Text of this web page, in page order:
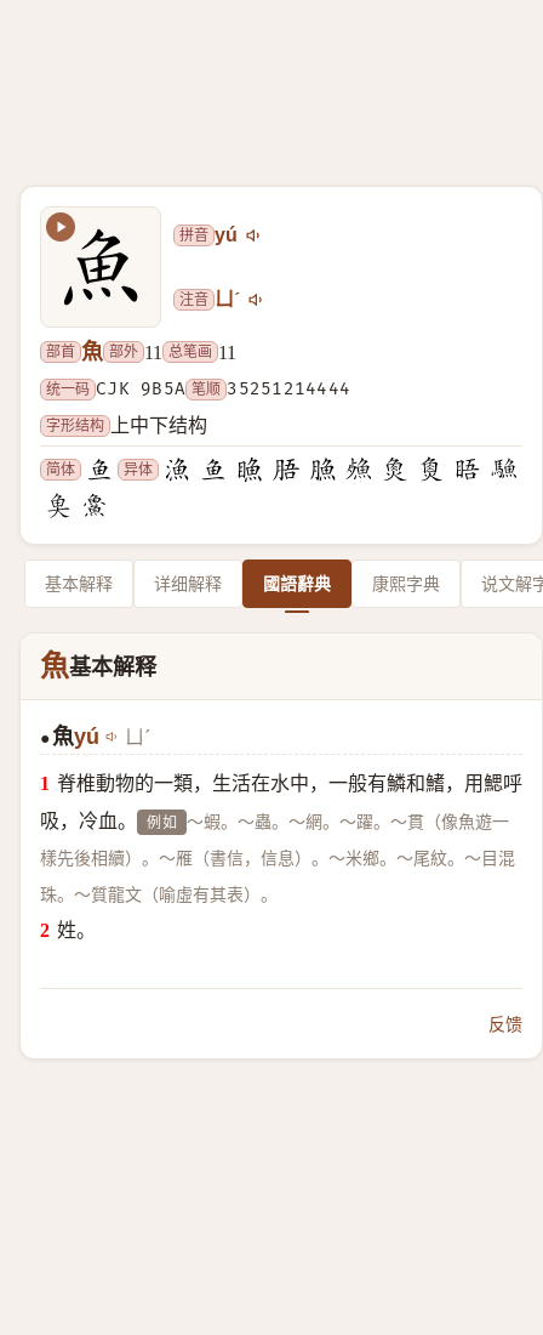
拼音 yú
注音 ㄩˊ
部首 魚 部外 11 总笔画 11
统一码 CJK 9B5A 笔顺 35251214444
字形结构
上中下结构
简体 异体
基本解释 详细解释 國語辭典 康熙字典 说文解
魚基本解释
●魚yú ㄩˊ
脊椎動物的一類，生活在水中，一般有鱗和鰭，用鰓呼
吸，冷血。
例如 ～蝦。～蟲。～網。～躍。～貫（像魚遊一
樣先後相續）。～雁（書信，信息）。～米鄉。～尾紋。～目混
珠。～質龍文（喻虛有其表）。
姓。
反馈